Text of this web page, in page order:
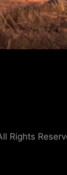
Rights